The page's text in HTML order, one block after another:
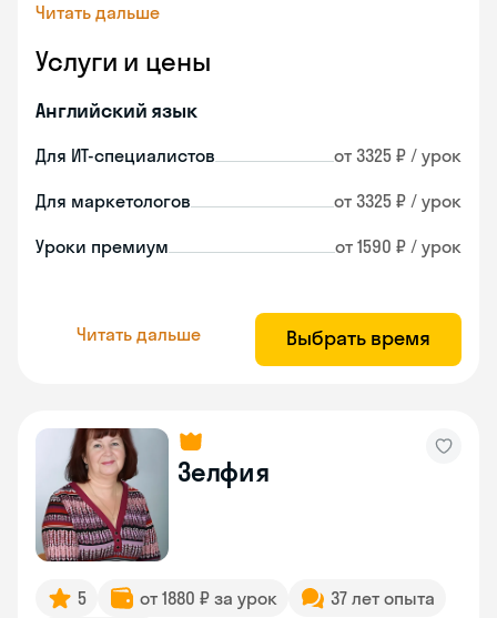
Читать дальше
Услуги и цены
Английский язык
Для ИТ-специалистов от 3325 ₽ / урок
Для маркетологов от 3325 ₽ / урок
Уроки премиум от 1590 ₽ / урок
Читать дальше Выбрать время
Зелфия
5 от 1880 ₽ за урок
37 лет опыта